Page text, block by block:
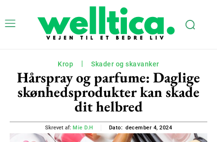
Krop Skader og skavanker
Hårspray og parfume: Daglige
skønhedsprodukter kan skade
dit helbred
Skrevet af: Mie D.H Dato: december 4, 2024